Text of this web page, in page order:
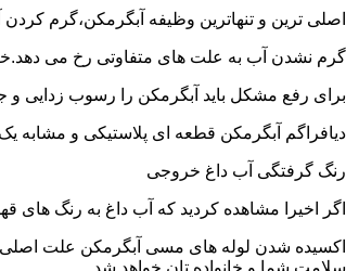
اصلی ترین و تنهاترین وظیفه آبگرمکن،گرم
گرم نشدن آب به علت های متفاوتی رخ می
برای رفع مشکل باید آبگرمکن را رسوب زدایی و
دیافراگم آبگرمکن قطعه ای پلاستیکی و مشابه
رنگ گرفتگی آب داغ خروجی
اگر اخیرا مشاهده کردید که آب داغ به رنگ
اکسیده شدن لوله های مسی آبگرمکن علت اصلی
سلامت شما و خانواده تان خواهد شد.